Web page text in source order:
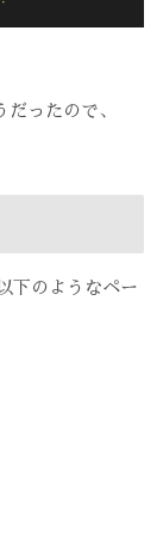
ったので、
下のようなペー